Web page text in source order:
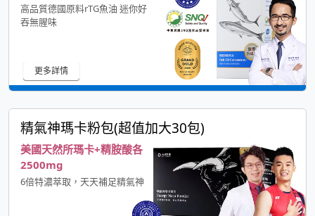
高品質德國原料rTG魚油 迷你好
吞無腥味
更多詳情
精氣神瑪卡粉包(超值加大30包)
美國天然所瑪卡+精胺酸各
2500mg
6倍特濃萃取，天天補足精氣神